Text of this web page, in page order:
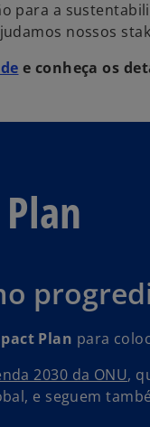
para a
nossos
e conheça os
Plan para
2030 da ONUa
b
,
e seguem